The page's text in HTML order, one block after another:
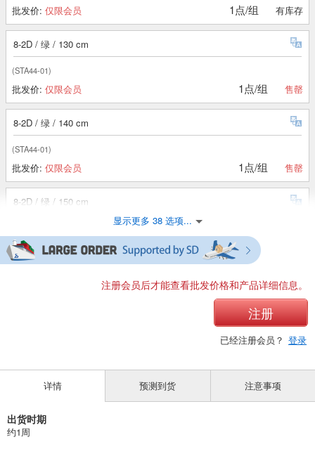
批发价: 仅限会员 1点/组 有库存
8-2D / 绿 / 130 cm
(STA44-01)
批发价: 仅限会员 1点/组 售罄
8-2D / 绿 / 140 cm
(STA44-01)
批发价: 仅限会员 1点/组 售罄
8-2D / 绿 / 150 cm
批发价: 仅限会员 1点/组
1点/组 售罄
(STA44-01)
1点/组 有库存
8-3深蓝色/120 厘米
显示更多 38 选项...
注册会员后才能查看批发价格和产品详细信息。
注册
已经注册会员？ 登录
详情
出货时期
约1周
预测到货 注意事项